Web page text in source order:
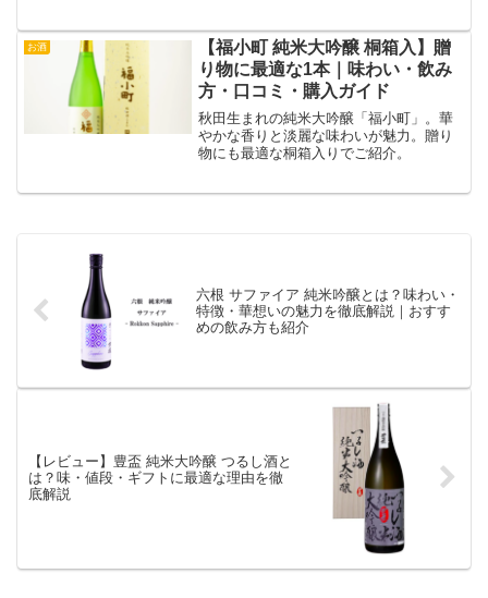
お酒
【福小町 純米大吟醸 桐箱入】贈
り物に最適な1本｜味わい・飲み
方・口コミ・購入ガイド
秋田生まれの純米大吟醸「福小町」。華
やかな香りと淡麗な味わいが魅力。贈り
物にも最適な桐箱入りでご紹介。
六根 サファイア 純米吟醸とは？味わい・
特徴・華想いの魅力を徹底解説｜おすす
めの飲み方も紹介
【レビュー】豊盃 純米大吟醸 つるし酒と
は？味・値段・ギフトに最適な理由を徹
底解説